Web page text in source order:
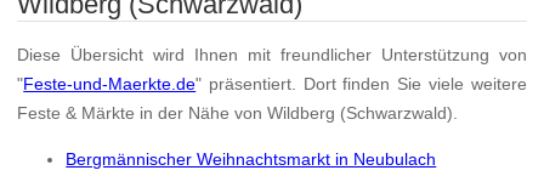
Diese Übersicht wird Ihnen mit freundlicher Unterstützung von
"Feste-und-Maerkte.de" präsentiert. Dort finden Sie viele weitere
Feste & Märkte in der Nähe von Wildberg (Schwarzwald).
Bergmännischer Weihnachtsmarkt in Neubulach